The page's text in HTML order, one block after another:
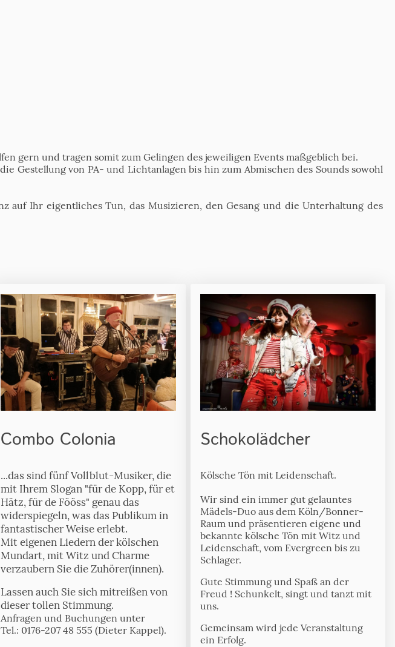
gern und tragen somit zum Gelingen des jeweiligen Events maßgeblich bei.
Gestellung von PA- und Lichtanlagen bis hin zum Abmischen des Sounds sowohl
auf Ihr eigentliches Tun, das Musizieren, den Gesang und die Unterhaltung des
Combo Colonia
...das sind fünf Vollblut-Musiker, die
mit Ihrem Slogan "für de Kopp, für et
Hätz, für de Fööss" genau das
widerspiegeln, was das Publikum in
fantastischer Weise erlebt.
Mit eigenen Liedern der kölschen
Mundart, mit Witz und Charme
verzaubern Sie die Zuhörer(innen).
Lassen auch Sie sich mitreißen von
dieser tollen Stimmung.
Anfragen und Buchungen unter
Tel.: 0176-207 48 555 (Dieter Kappel).
Schokolädcher
Kölsche Tön mit Leidenschaft.
Wir sind ein immer gut gelauntes
Mädels-Duo aus dem Köln/Bonner-
Raum und präsentieren eigene und
bekannte kölsche Tön mit Witz und
Leidenschaft, vom Evergreen bis zu
Schlager.
Gute Stimmung und Spaß an der
Freud ! Schunkelt, singt und tanzt mit
uns.
Gemeinsam wird jede Veranstaltung
ein Erfolg.